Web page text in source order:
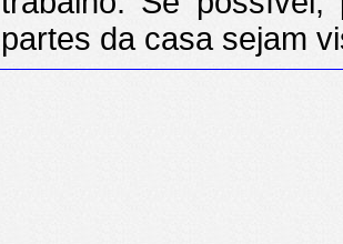
partes da casa sejam